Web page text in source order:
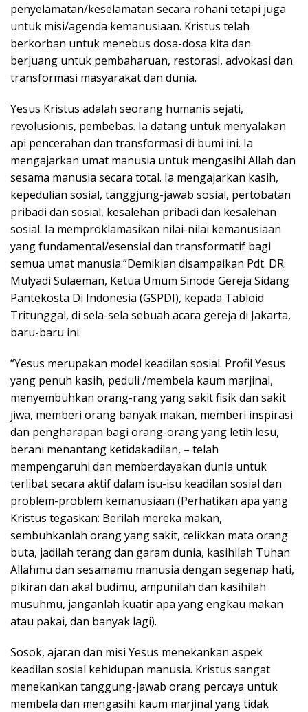
penyelamatan/keselamatan secara rohani tetapi juga
untuk misi/agenda kemanusiaan. Kristus telah
berkorban untuk menebus dosa-dosa kita dan
berjuang untuk pembaharuan, restorasi, advokasi dan
transformasi masyarakat dan dunia.
Yesus Kristus adalah seorang humanis sejati,
revolusionis, pembebas. Ia datang untuk menyalakan
api pencerahan dan transformasi di bumi ini. Ia
mengajarkan umat manusia untuk mengasihi Allah dan
sesama manusia secara total. Ia mengajarkan kasih,
kepedulian sosial, tanggjung-jawab sosial, pertobatan
pribadi dan sosial, kesalehan pribadi dan kesalehan
sosial. Ia memproklamasikan nilai-nilai kemanusiaan
yang fundamental/esensial dan transformatif bagi
semua umat manusia.”Demikian disampaikan Pdt. DR.
Mulyadi Sulaeman, Ketua Umum Sinode Gereja Sidang
Pantekosta Di Indonesia (GSPDI), kepada Tabloid
Tritunggal, di sela-sela sebuah acara gereja di Jakarta,
baru-baru ini.
“Yesus merupakan model keadilan sosial. Profil Yesus
yang penuh kasih, peduli /membela kaum marjinal,
menyembuhkan orang-rang yang sakit fisik dan sakit
jiwa, memberi orang banyak makan, memberi inspirasi
dan pengharapan bagi orang-orang yang letih lesu,
berani menantang ketidakadilan, – telah
mempengaruhi dan memberdayakan dunia untuk
terlibat secara aktif dalam isu-isu keadilan sosial dan
problem-problem kemanusiaan (Perhatikan apa yang
Kristus tegaskan: Berilah mereka makan,
sembuhkanlah orang yang sakit, celikkan mata orang
buta, jadilah terang dan garam dunia, kasihilah Tuhan
Allahmu dan sesamamu manusia dengan segenap hati,
pikiran dan akal budimu, ampunilah dan kasihilah
musuhmu, janganlah kuatir apa yang engkau makan
atau pakai, dan banyak lagi).
Sosok, ajaran dan misi Yesus menekankan aspek
keadilan sosial kehidupan manusia. Kristus sangat
menekankan tanggung-jawab orang percaya untuk
membela dan mengasihi kaum marjinal yang tidak